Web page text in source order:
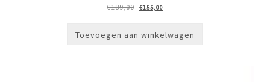
€189,00
Oorspronkelijke
prijs
€155,00
prijs
Toevoegen aan winkelwagen